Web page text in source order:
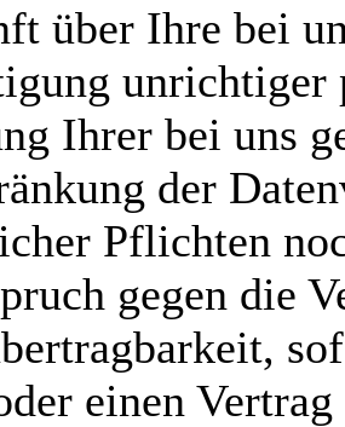
über Ihre bei
unrichtiger
Ihrer bei uns
der
Pflichten
gegen die
einen